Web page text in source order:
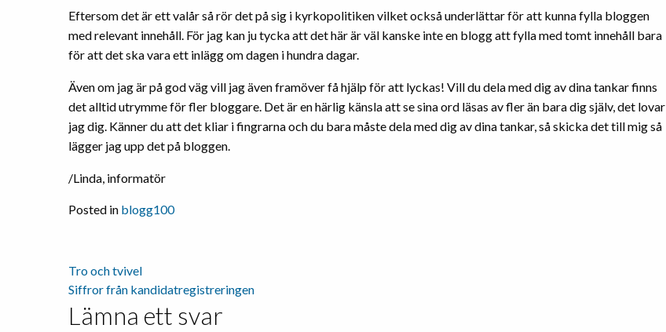
Eftersom det är ett valår så rör det på sig i kyrkopolitiken vilket också underlättar för att kunna fylla bloggen
med relevant innehåll. För jag kan ju tycka att det här är väl kanske inte en blogg att fylla med tomt innehåll bara
för att det ska vara ett inlägg om dagen i hundra dagar.
Även om jag är på god väg vill jag även framöver få hjälp för att lyckas! Vill du dela med dig av dina tankar finns
det alltid utrymme för fler bloggare. Det är en härlig känsla att se sina ord läsas av fler än bara dig själv, det lovar
jag dig. Känner du att det kliar i fingrarna och du bara måste dela med dig av dina tankar, så skicka det till mig så
lägger jag upp det på bloggen.
/Linda, informatör
Posted in blogg100
Inläggsnavigering
Tro och tvivel
Siffror från kandidatregistreringen
Lämna ett svar